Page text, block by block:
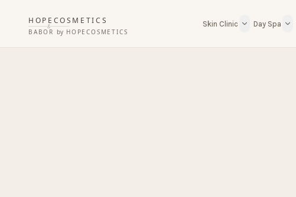
HOPECOSMETICS
&
BABOR by HOPECOSMETICS
Skin Clinic Day Spa